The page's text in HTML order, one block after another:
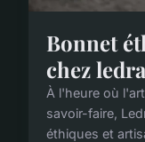
Bonnet
chez
À l'heure où
savoir-faire,
éthiques et